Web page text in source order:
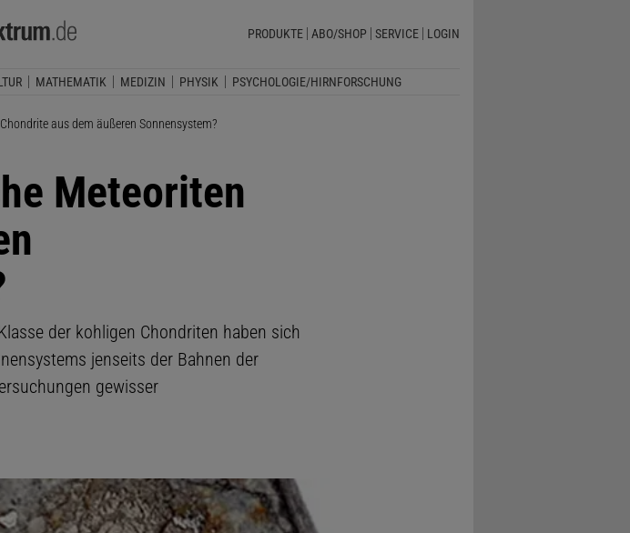
PRODUKTE ABO/SHOP SERVICE LOGIN
MATHEMATIK MEDIZIN PHYSIK PSYCHOLOGIE/HIRNFORSCHUNG
aus dem äußeren Sonnensystem?
Meteoriten
der kohligen Chondriten haben sich
jenseits der Bahnen der
gewisser